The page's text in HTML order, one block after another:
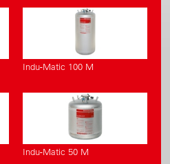
Indu-Matic 100 M
Indu-Matic 50 M